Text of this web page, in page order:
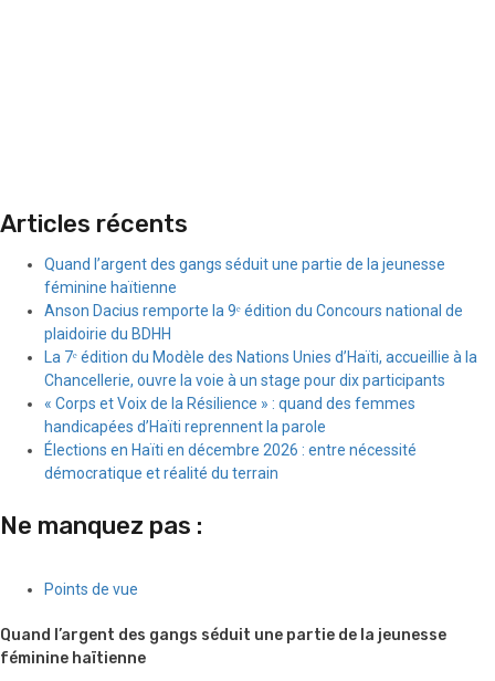
Articles récents
Quand l’argent des gangs séduit une partie de la jeunesse
féminine haïtienne
Anson Dacius remporte la 9ᵉ édition du Concours national de
plaidoirie du BDHH
La 7ᵉ édition du Modèle des Nations Unies d’Haïti, accueillie à la
Chancellerie, ouvre la voie à un stage pour dix participants
« Corps et Voix de la Résilience » : quand des femmes
handicapées d’Haïti reprennent la parole
Élections en Haïti en décembre 2026 : entre nécessité
démocratique et réalité du terrain
Ne manquez pas :
Points de vue
Quand l’argent des gangs séduit une partie de la jeunesse
féminine haïtienne